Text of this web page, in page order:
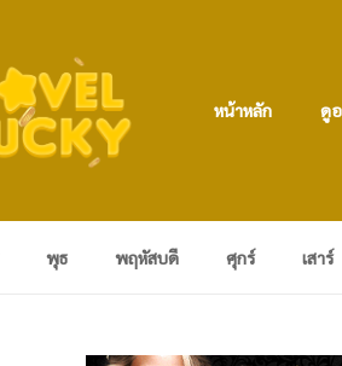
หน้าหลัก ดู
พุธ พฤหัสบดี ศุกร์ เสาร์